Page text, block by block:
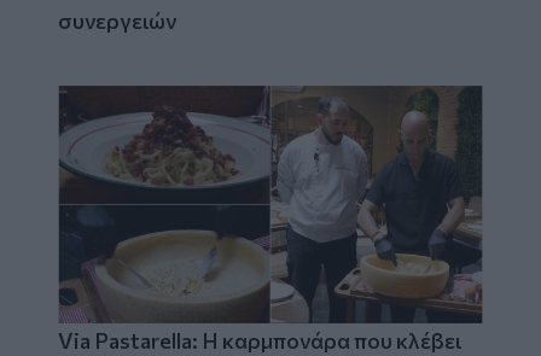
συνεργειών
Via Pastarella: Η καρμπονάρα που κλέβει